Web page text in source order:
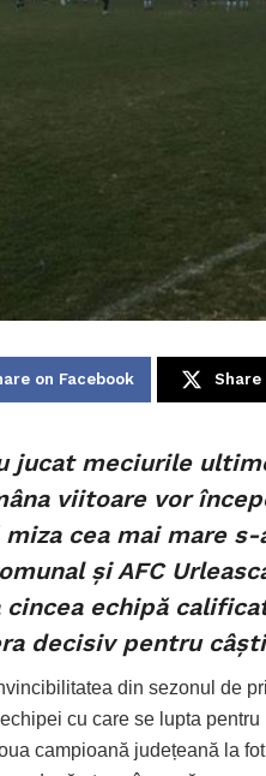
on Facebook
jucat meciurile
viitoare vor
cea mai mare
și AFC
cincea echipă
decisiv pentru
din sezonul de
cu care se lupta
campioană județeană la